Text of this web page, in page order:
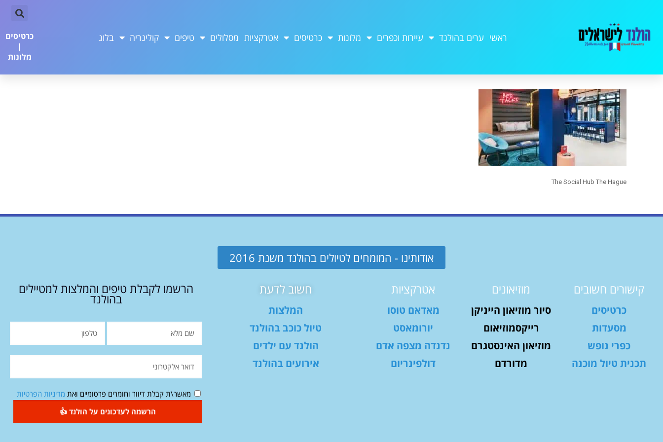
ראשי ערים בהולנד עיירות וכפרים מלונות כרטיסים אטרקציות מסלולים טיפים קולינריה בלוג
כרטיסים
|
מלונות
The Social Hub The Hague
אודותינו - המומחים לטיולים בהולנד משנת 2016
קישורים חשובים
כרטיסים
מסעדות
כפרי נופש
תכנית טיול מוכנה
מוזיאונים
סיור מוזיאון הייניקן
רייקסמוזיאום
מוזיאון האינסטגרם
מדורדם
אטרקציות
מאדאם טוסו
יורומאסט
נדנדה מצפה אדם
דולפינריום
חשוב לדעת
המלצות
טיול כוכב בהולנד
הולנד עם ילדים
אירועים בהולנד
הרשמו לקבלת טיפים והמלצות למטיילים
בהולנד
מאשר\ת קבלת דיוור וחומרים פרסומיים ואת מדיניות הפרטיות
הרשמה לעדכונים על הולנד 👍